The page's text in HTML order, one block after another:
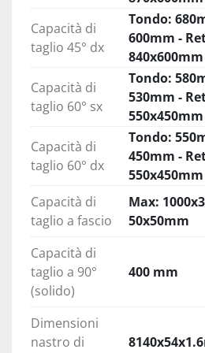
Visualizzazione velocità di
KS 1202 NC offre la
velocità di discesa dell'arco
comando.
Lama inclinata
La lama inclinata di 6°
garantisce la perfetta
nel materiale durante la
stress sul nastro e
taglio anche su grosse
un tendilama idraulico per
nastro.
Pulizia della lama
La lama viene mantenuta
spazzola metallica
meccanica.
Capacità di
taglio 45° dx
Tondo:
600mm -
840x600mm
Capacità di
taglio 60° sx
Tondo:
530mm -
550x450mm
Capacità di
taglio 60° dx
Tondo:
450mm -
550x450mm
Capacità di
taglio a fascio
Max:
50x50mm
Capacità di
taglio a 90°
(solido)
400 mm
Dimensioni
nastro di